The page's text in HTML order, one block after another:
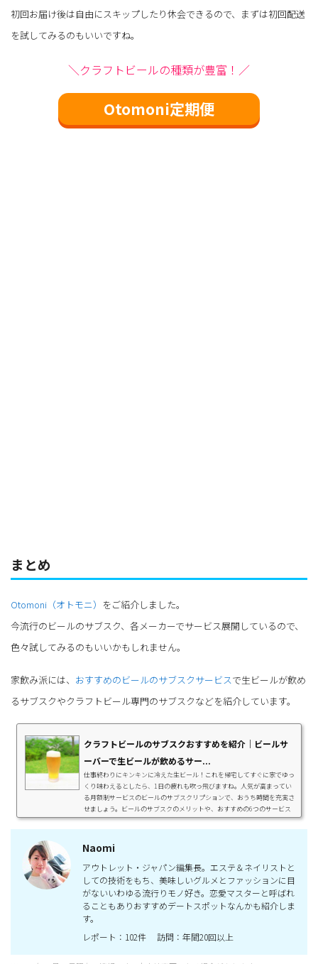
初回お届け後は自由にスキップしたり休会できるので、まずは初回配送
を試してみるのもいいですね。
＼クラフトビールの種類が豊富！／
Otomoni定期便
まとめ
Otomoni（オトモニ） をご紹介しました。
今流行のビールのサブスク、各メーカーでサービス展開しているので、
色々試してみるのもいいかもしれません。
家飲み派には、 おすすめのビールのサブスクサービスで生ビールが飲め
るサブスクやクラフトビール専門のサブスクなどを紹介しています。
クラフトビールのサブスクおすすめを紹介｜ビールサ
ーバーで生ビールが飲めるサー...
仕事終わりにキンキンに冷えた生ビール！これを帰宅してすぐに家でゆっ
くり味わえるとしたら、1日の疲れも吹っ飛びますね。人気が高まってい
る月額制サービスのビールのサブスクリプションで、おうち時間を充実さ
せましょう。ビールのサブスクのメリットや、おすすめの6つのサービス
を紹介します。 早ワザ! この記事でわかること 送料無料のサービスや気に
入ったビールを追加注文できるサービスまでビールのサブスクは魅力がい
っぱい！ ビールのサブスクとは？ 生ビールが飲めるサブスク3選 ク...
Naomi
アウトレット・ジャパン編集長。エステ＆ネイリストと
しての技術をもち、美味しいグルメとファッションに目
がないいわゆる流行りモノ好き。恋愛マスターと呼ばれ
ることもありおすすめデートスポットなんかも紹介しま
す。
レポート：102件 訪問：年間20回以上